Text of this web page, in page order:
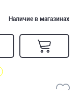
Наличие в магазинах